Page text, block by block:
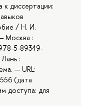
диссертации:
/ Н. И.
Москва :
5-89349-
:
— URL:
(дата
доступа: для